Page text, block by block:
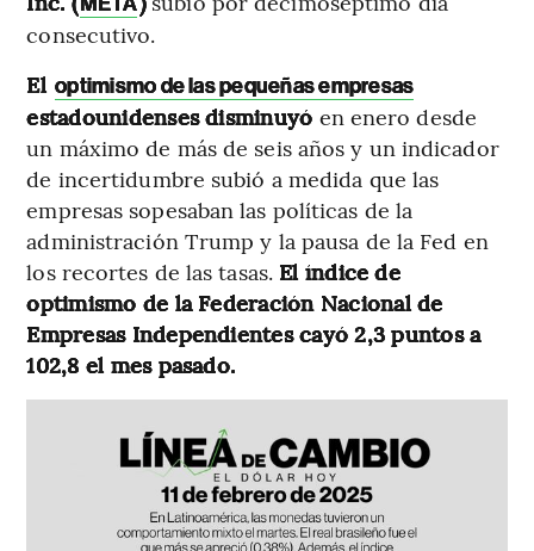
consecutivo.
El optimismo de las pequeñas empresas
estadounidenses disminuyó en enero desde
un máximo de más de seis años y un indicador
de incertidumbre subió a medida que las
empresas sopesaban las políticas de la
administración Trump y la pausa de la Fed en
los recortes de las tasas. El índice de
optimismo de la Federación Nacional de
Empresas Independientes cayó 2,3 puntos a
102,8 el mes pasado.